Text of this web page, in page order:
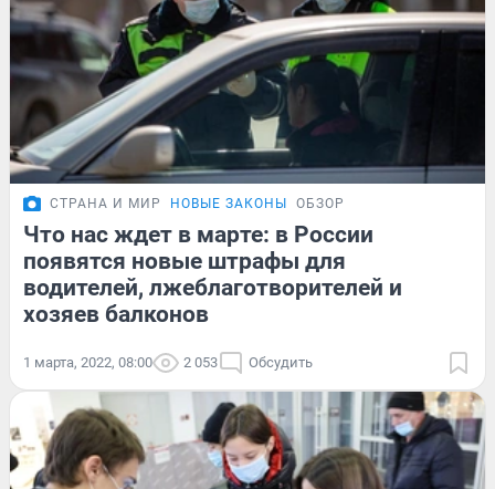
СТРАНА И МИР НОВЫЕ ЗАКОНЫ ОБЗОР
Что нас ждет в марте: в России
появятся новые штрафы для
водителей, лжеблаготворителей и
хозяев балконов
1 марта, 2022, 08:00 2 053 Обсудить